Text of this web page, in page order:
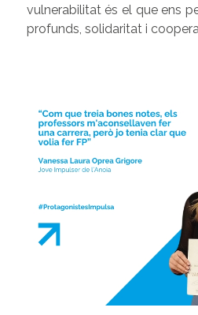
vulnerabilitat és el que ens
profunds, solidaritat i